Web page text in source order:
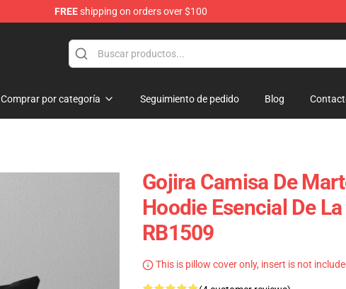
FREEshipping on orders over $100
Comprar por categoría Seguimiento de pedido Blog
Gojira Camisa De
Hoodie Esencial De
RB1509
This is pillow cover only, insert is not